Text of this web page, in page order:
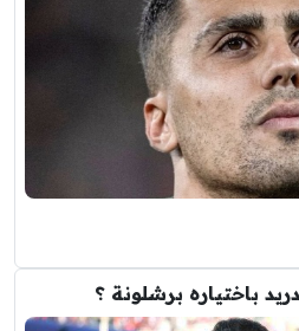
باختياره برشلونة ؟